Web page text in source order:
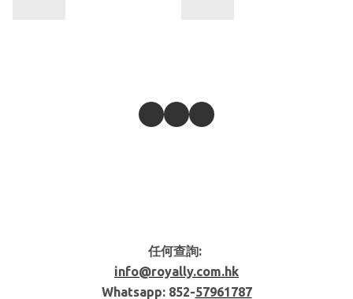
任何查詢:
info@royally.com.hk
Whatsapp: 852-57961787